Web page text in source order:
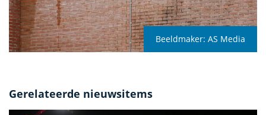
Beeldmaker: AS Media
Gerelateerde nieuwsitems